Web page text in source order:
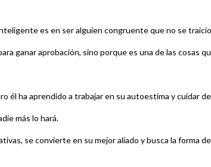
es en ser alguien congruente que no se
ganar aprobación, sino porque es una de las cosas
él ha aprendido a trabajar en su autoestima y cuidar
más lo hará.
se convierte en su mejor aliado y busca la forma